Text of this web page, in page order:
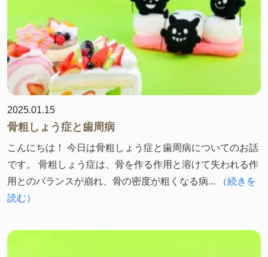
2025.01.15
骨粗しょう症と歯周病
こんにちは！ 今日は骨粗しょう症と歯周病についてのお話
です。 骨粗しょう症は、骨を作る作用と溶けて失われる作
用とのバランスが崩れ、骨の密度が粗くなる病...
（続きを
読む）